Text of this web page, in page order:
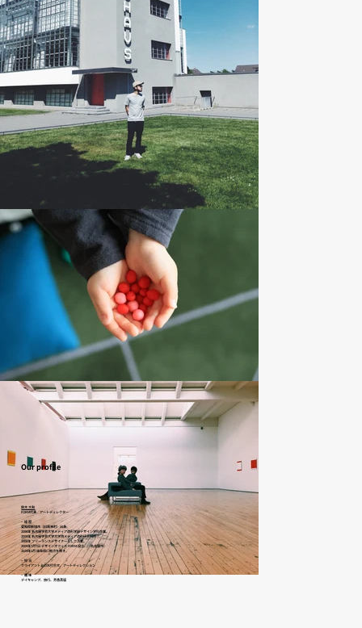
鈴木 大和
FORM代表／アートディレクター
− 経 歴
愛知県新城市（旧鳳来町）出身。
2006年 名古屋学芸大学メディア造形学部デザイン学科卒業。
2008年 名古屋学芸大学大学院メディア造形研究科修了。
2008年 フリーランスデザイナーとして活動。
2009年7月7日 デザインオフィス FORM 設立。（名古屋市）
2024年1月 岐阜県に拠点を移す。
− 担 当
クライアントとのお打合せ、アートディレクション
− 趣 味
​デイキャンプ、旅行、芳香蒸留
Our profile